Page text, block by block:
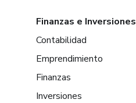
Finanzas e Inversiones
Contabilidad
Emprendimiento
Finanzas
Inversiones